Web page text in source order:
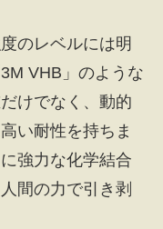
のレベルには明
VHB」のような
けでなく、動的
い耐性を持ちま
強力な化学結合
間の力で引き剥